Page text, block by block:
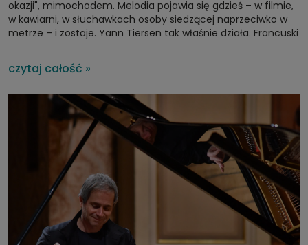
okazji", mimochodem. Melodia pojawia się gdzieś – w filmie,
w kawiarni, w słuchawkach osoby siedzącej naprzeciwko w
metrze – i zostaje. Yann Tiersen tak właśnie działa. Francuski
lutym 2026 w Polsce z solowym występem. 25 lutego zagra
w warszawskim Klubie Stodoła, dzień później – w krakowskim
który regularnie gości na środkowoeuropejskich scenach.
czytaj całość »